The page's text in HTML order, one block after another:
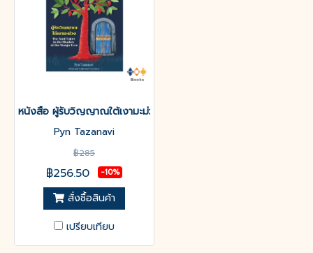
หนังสือ ผู้รับวิญญาณใต้เงามะม่วง
Pyn Tazanavi
฿285
฿256.50 -10%
สั่งซื้อสินค้า
เปรียบเทียบ